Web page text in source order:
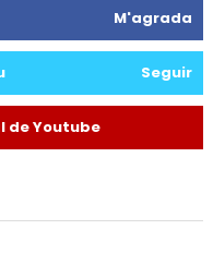
M'agrada
Seguir
de Youtube